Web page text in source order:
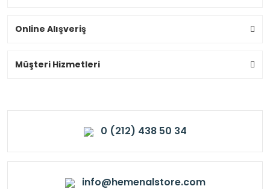
Online Alışveriş
Müşteri Hizmetleri
0 (212) 438 50 34
info@hemenalstore.com